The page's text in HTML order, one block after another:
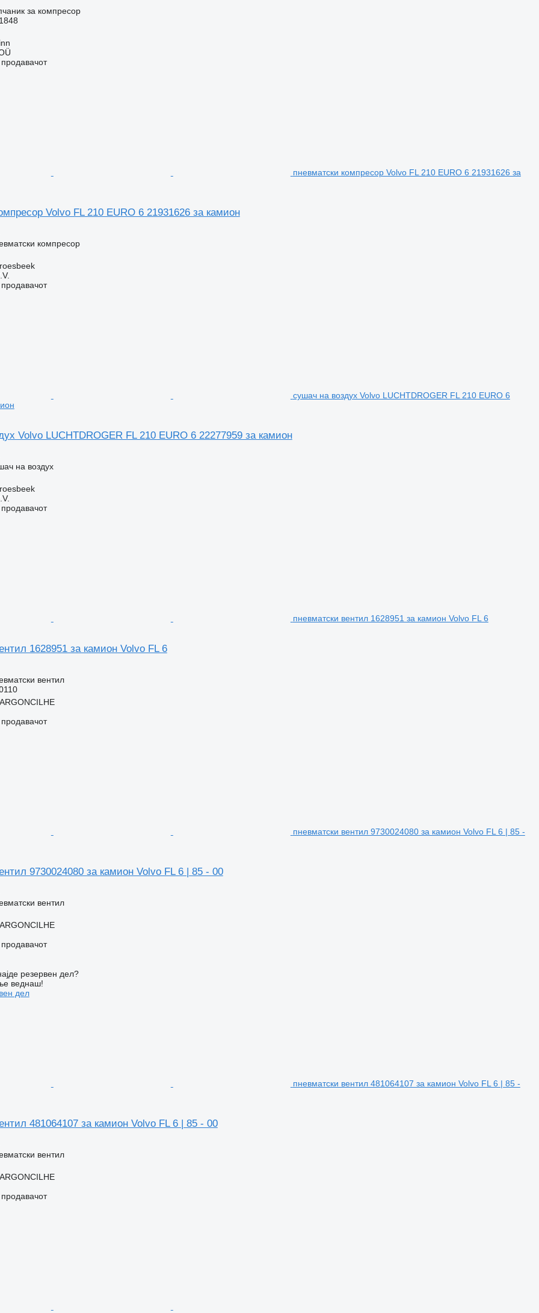
за компресор
продавачот
пневматски компресор Volvo FL 210 EURO 6 21931626 за
Volvo FL 210 EURO 6 21931626 за камион
компресор
продавачот
сушач на воздух Volvo LUCHTDROGER FL 210 EURO 6
Volvo LUCHTDROGER FL 210 EURO 6 22277959 за камион
на воздух
продавачот
пневматски вентил 1628951 за камион Volvo FL 6
1628951 за камион Volvo FL 6
вентил
продавачот
пневматски вентил 9730024080 за камион Volvo FL 6 | 85 -
9730024080 за камион Volvo FL 6 | 85 - 00
вентил
продавачот
резервен дел?
веднаш!
дел
пневматски вентил 481064107 за камион Volvo FL 6 | 85 -
481064107 за камион Volvo FL 6 | 85 - 00
вентил
продавачот